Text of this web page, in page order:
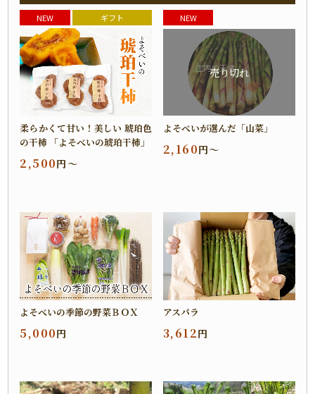
NEW ギフト
柔らかくて甘い！美しい 琥珀色
の干柿 「よそべいの琥珀干柿」
2,500円～
NEW
売り切れ
よそべいが選んだ「山菜」
2,160円～
よそべいの季節の野菜ＢＯＸ
5,000円
アスパラ
3,612円